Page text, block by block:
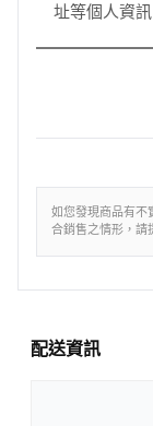
址等個人資訊
如您發現商品有不
合銷售之情形，請
配送資訊